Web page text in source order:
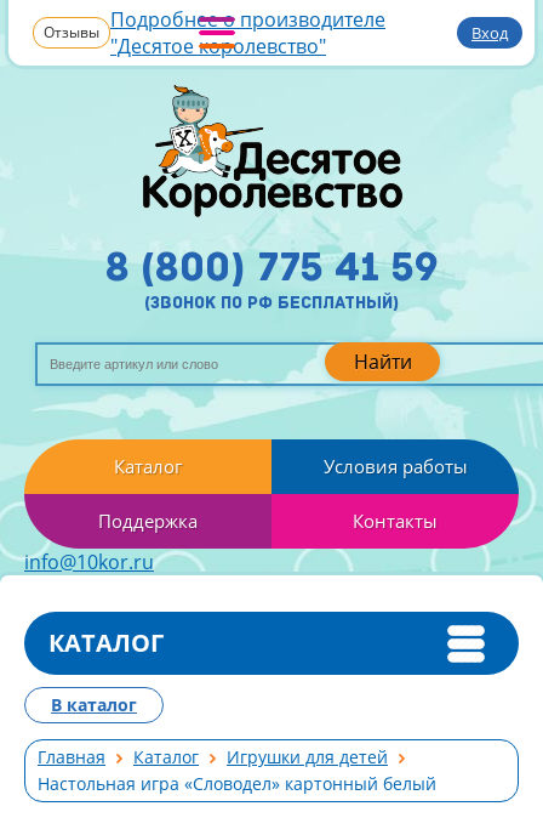
Отзывы Подробнее о производителе
"Десятое королевство"
Вход
Найти
8 (800) 775 41 59
(звонок по рф бесплатный)
Каталог Условия работы
Поддержка Контакты
info@10kor.ru
КАТАЛОГ
Главная Каталог
Игрушки для детей
Настольная игра «Словодел» картонный белый
В каталог